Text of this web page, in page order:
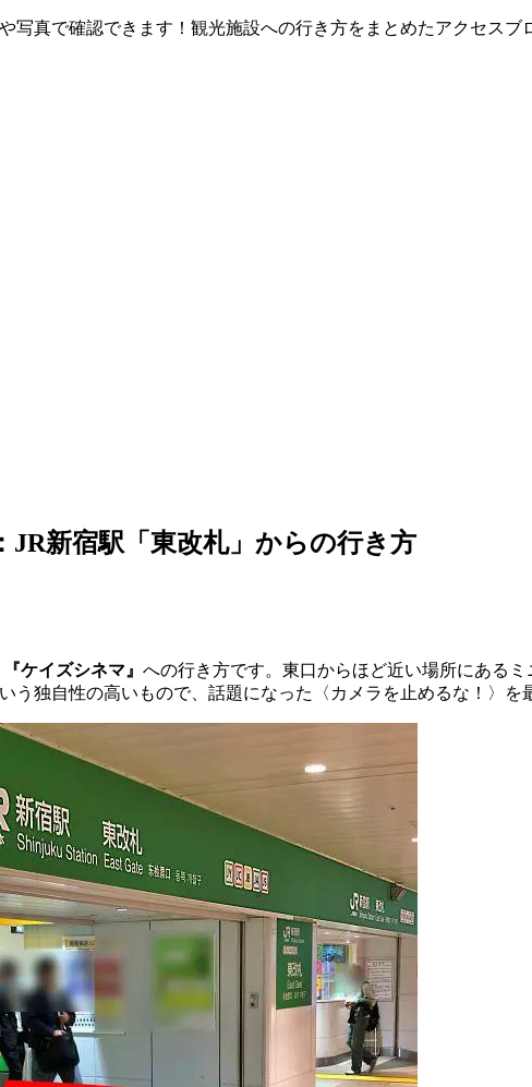
写真で確認できます！観光施設への行き方をまとめたアクセス
JR新宿駅「東改札」からの行き方
『ケイズシネマ』 への行き方です。東口からほど近い場所にある
う独自性の高いもので、話題になった〈カメラを止めるな！〉を